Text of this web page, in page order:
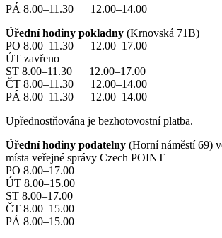
PÁ 8.00–11.30 12.00–14.00
Úřední hodiny pokladny (Krnovská 71B)
PO 8.00–11.30 12.00–17.00
ÚT zavřeno
ST 8.00–11.30 12.00–17.00
ČT 8.00–11.30 12.00–14.00
PÁ 8.00–11.30 12.00–14.00
Upřednostňována je bezhotovostní platba.
Úřední hodiny podatelny (Horní náměstí 69)
místa veřejné správy Czech POINT
PO 8.00–17.00
ÚT 8.00–15.00
ST 8.00–17.00
ČT 8.00–15.00
PÁ 8.00–15.00